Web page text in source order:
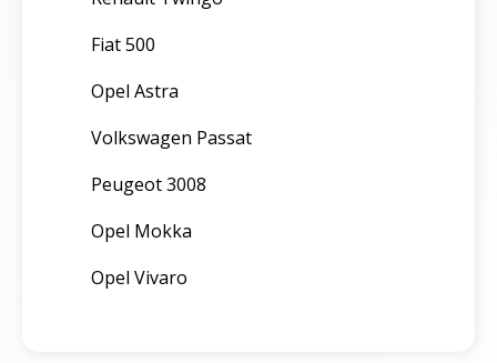
Fiat 500
Opel Astra
Volkswagen Passat
Peugeot 3008
Opel Mokka
Opel Vivaro